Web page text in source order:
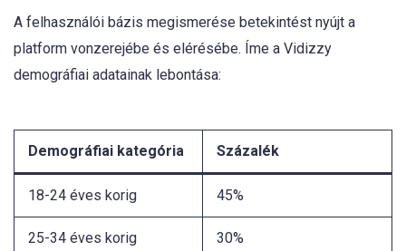
A felhasználói bázis megismerése betekintést nyújt a
platform vonzerejébe és elérésébe. Íme a Vidizzy
demográfiai adatainak lebontása:
Demográfiai kategória Százalék
18-24 éves korig 45%
25-34 éves korig 30%